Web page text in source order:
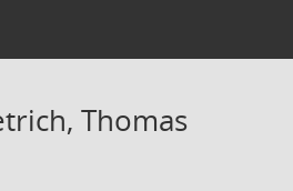
Thomas